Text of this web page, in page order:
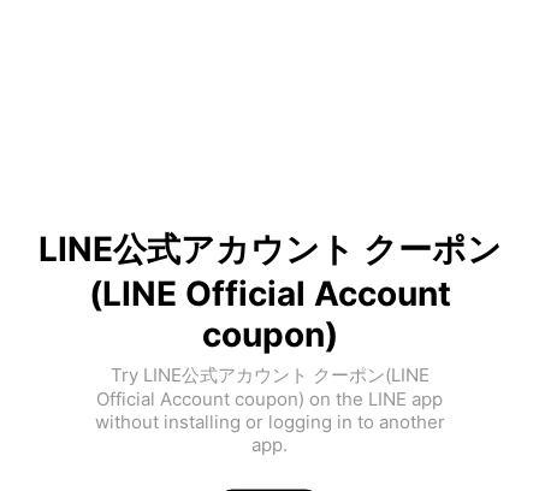
LINE公式アカウント クーポン
(LINE Official Account
coupon)
Try LINE公式アカウント クーポン(LINE
Official Account coupon) on the LINE app
without installing or logging in to another
app.